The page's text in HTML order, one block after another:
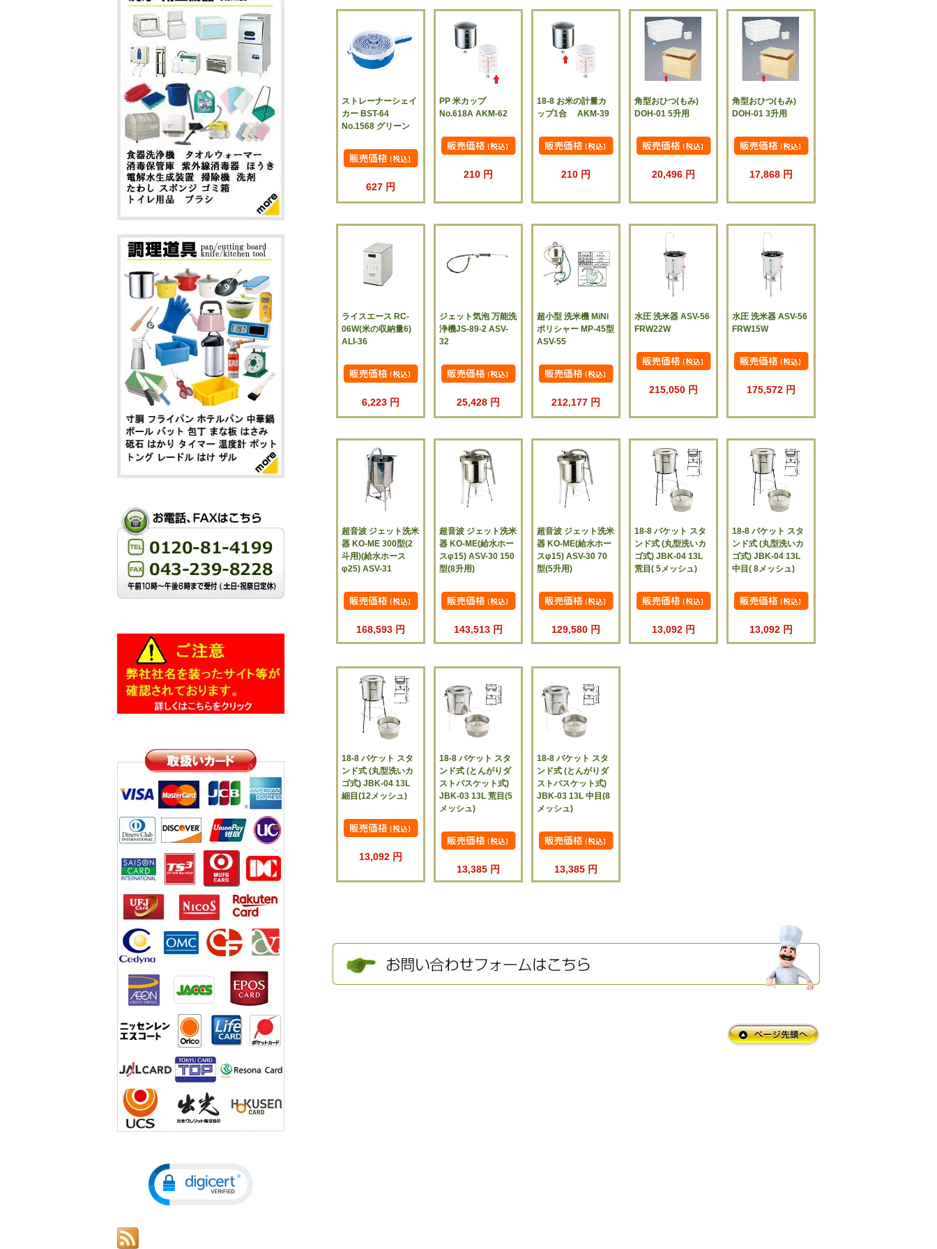
ストレーナーシェイ
カー BST-64
No.1568 グリーン
627 円
PP 米カップ
No.618A AKM-62
210 円
18-8 お米の計量カ
ップ1合 AKM-39
210 円
角型おひつ(もみ)
DOH-01 5升用
20,496 円
角型おひつ(もみ)
DOH-01 3升用
17,868 円
ライスエース RC-
06W(米の収納量6)
ALI-36
6,223 円
ジェット気泡 万能洗
浄機JS-89-2 ASV-
32
25,428 円
超小型 洗米機 MiNi
ポリシャー MP-45型
ASV-55
212,177 円
水圧 洗米器 ASV-56
FRW22W
215,050 円
水圧 洗米器 ASV-56
FRW15W
175,572 円
超音波 ジェット洗米
器 KO-ME 300型(2
斗用)(給水ホース
φ25) ASV-31
168,593 円
超音波 ジェット洗米
器 KO-ME(給水ホー
スφ15) ASV-30 150
型(8升用)
143,513 円
超音波 ジェット洗米
器 KO-ME(給水ホー
スφ15) ASV-30 70
型(5升用)
129,580 円
18-8 バケット スタ
ンド式 (丸型洗いカ
ゴ式) JBK-04 13L
荒目( 5メッシュ)
13,092 円
18-8 バケット スタ
ンド式 (丸型洗いカ
ゴ式) JBK-04 13L
中目( 8メッシュ)
13,092 円
18-8 バケット スタ
ンド式 (丸型洗いカ
ゴ式) JBK-04 13L
細目(12メッシュ)
13,092 円
18-8 バケット スタ
ンド式 (とんがりダ
ストバスケット式)
JBK-03 13L 荒目(5
メッシュ)
13,385 円
18-8 バケット スタ
ンド式 (とんがりダ
ストバスケット式)
JBK-03 13L 中目(8
メッシュ)
13,385 円